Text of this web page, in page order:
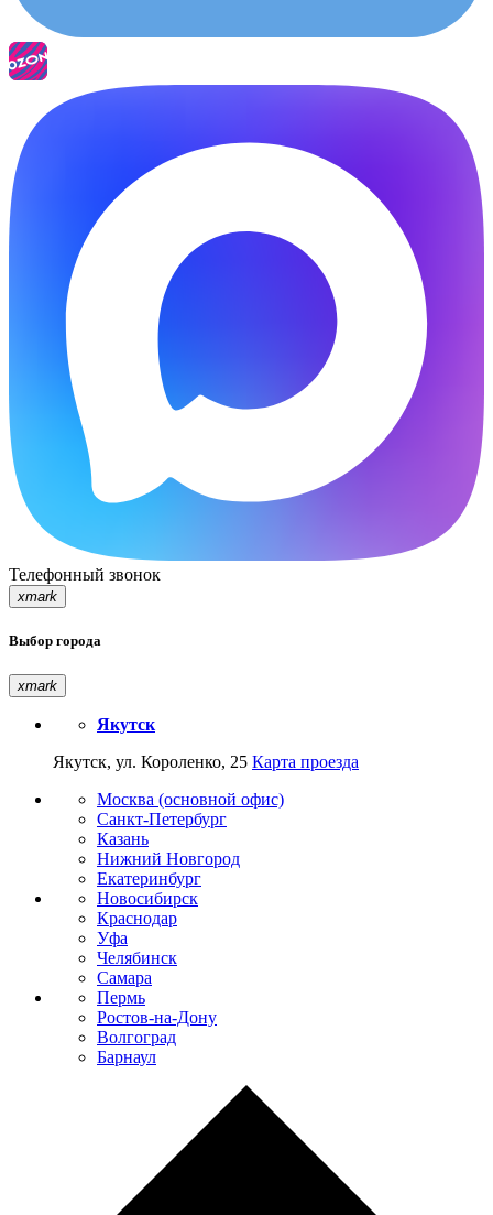
Телефонный звонок
xmark
Выбор города
xmark
Якутск
Якутск, ул. Короленко, 25 Карта проезда
Москва (основной офис)
Санкт-Петербург
Казань
Нижний Новгород
Екатеринбург
Новосибирск
Краснодар
Уфа
Челябинск
Самара
Пермь
Ростов-на-Дону
Волгоград
Барнаул